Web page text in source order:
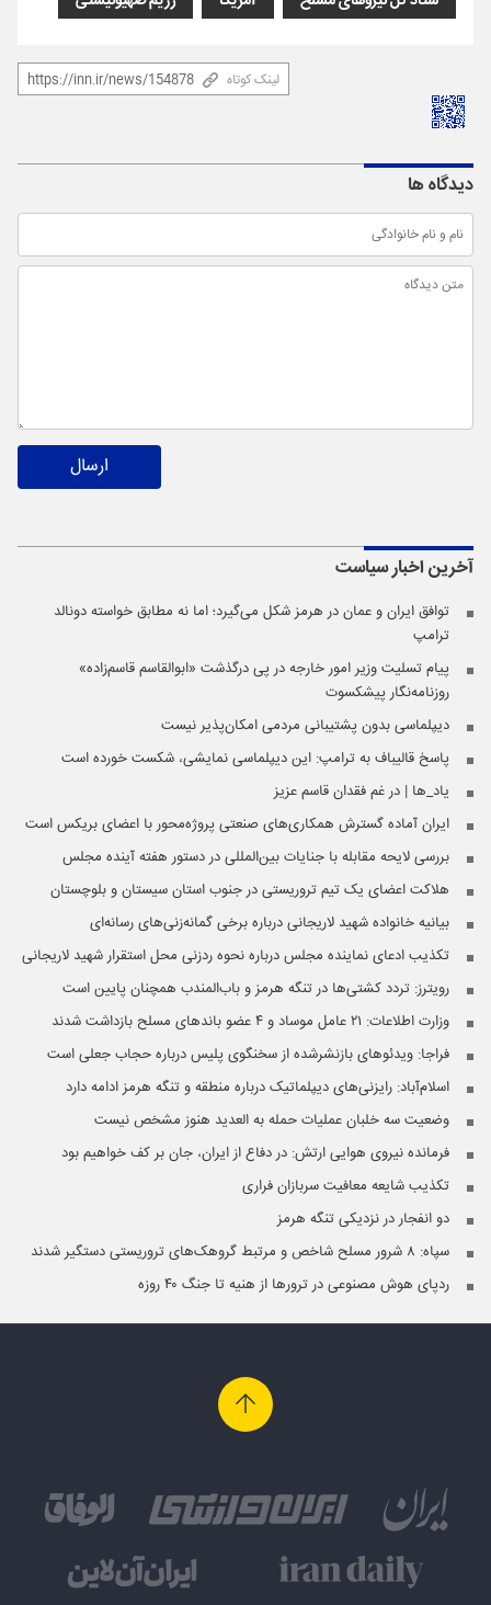
لینک کوتاه
دیدگاه ها
ارسال
آخرین اخبارسیاست
توافق ایران و عمان در هرمز شکل می‌گیرد؛ اما نه مطابق خواسته دونالد
ترامپ
پیام تسلیت وزیر امور خارجه در پی درگذشت «ابوالقاسم قاسم‌زاده»
روزنامه‌نگار پیشکسوت
دیپلماسی بدون پشتیبانی مردمی امکان‌پذیر نیست
پاسخ قالیباف به ترامپ: این دیپلماسی نمایشی، شکست خورده است
یاد_ها | در غم فقدان قاسم عزیز
ایران آماده گسترش همکاری‌های صنعتی پروژه‌محور با اعضای بریکس است
بررسی لایحه مقابله با جنایات بین‌المللی در دستور هفته آینده مجلس
هلاکت اعضای یک تیم تروریستی در جنوب استان سیستان و بلوچستان
بیانیه خانواده شهید لاریجانی درباره برخی گمانه‌زنی‌های رسانه‌ای
تکذیب ادعای نماینده مجلس درباره نحوه ردزنی محل استقرار شهید لاریجانی
رویترز: تردد کشتی‌ها در تنگه هرمز و باب‌المندب همچنان پایین است
وزارت اطلاعات: ۲۱ عامل موساد و ۴ عضو باندهای مسلح بازداشت شدند
فراجا: ویدئوهای بازنشرشده از سخنگوی پلیس درباره حجاب جعلی است
اسلام‌آباد: رایزنی‌های دیپلماتیک درباره منطقه و تنگه هرمز ادامه دارد
وضعیت سه خلبان عملیات حمله به العدید هنوز مشخص نیست
فرمانده نیروی هوایی ارتش: در دفاع از ایران، جان بر کف خواهیم بود
تکذیب شایعه معافیت سربازان فراری
دو انفجار در نزدیکی تنگه هرمز
سپاه: ۸ شرور مسلح شاخص و مرتبط گروهک‌های تروریستی دستگیر شدند
ردپای هوش مصنوعی در ترورها از هنیه تا جنگ ۴۰ روزه